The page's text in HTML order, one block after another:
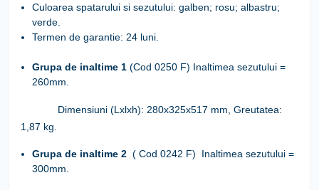
Culoarea spatarului si sezutului: galben; rosu; albastru;
verde.
Termen de garantie: 24 luni.
Grupa de inaltime 1 (Cod 0250 F) Inaltimea sezutului =
260mm.
Dimensiuni (Lxlxh): 280х325х517 mm, Greutatea:
1,87 kg.
Grupa de inaltime 2 ( Cod 0242 F) Inaltimea sezutului =
300mm.